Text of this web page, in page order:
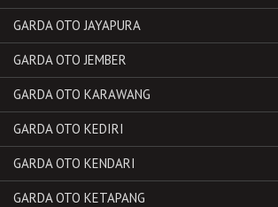
GARDA OTO JAYAPURA
GARDA OTO JEMBER
GARDA OTO KARAWANG
GARDA OTO KEDIRI
GARDA OTO KENDARI
GARDA OTO KETAPANG